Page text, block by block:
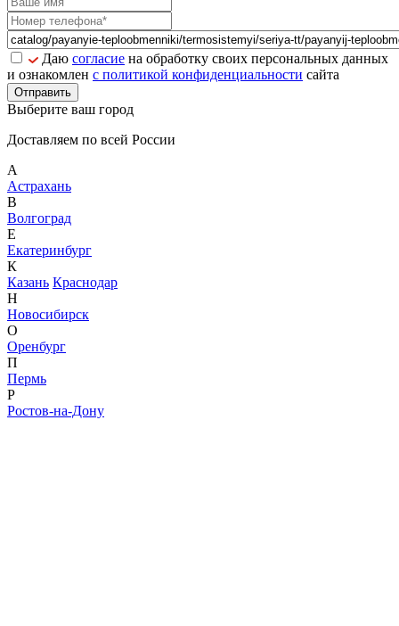
Даю согласие на обработку своих персональных данных
и ознакомлен с политикой конфиденциальности сайта
Отправить
Выберите ваш город
Доставляем по всей России
А
Астрахань
В
Волгоград
Е
Екатеринбург
К
Казань Краснодар
Н
Новосибирск
О
Оренбург
П
Пермь
Р
Ростов-на-Дону